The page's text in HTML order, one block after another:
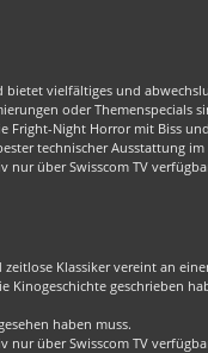
vielfältiges und
oder Themenspecials
Fright-Night Horror mit Biss
technischer Ausstattung
nur über Swisscom TV
Klassiker vereint an
Kinogeschichte geschrieben
haben muss.
nur über Swisscom TV